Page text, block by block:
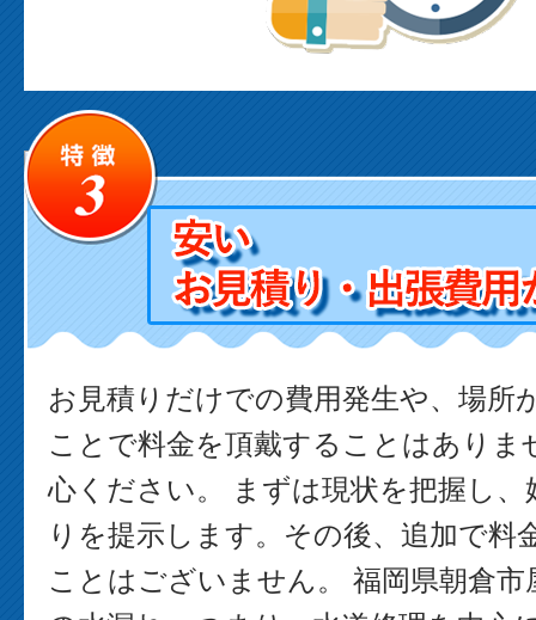
お見積りだけでの費用発生や、場所
ことで料金を頂戴することはありま
心ください。 まずは現状を把握し
りを提示します。その後、追加で料
ことはございません。 福岡県朝倉